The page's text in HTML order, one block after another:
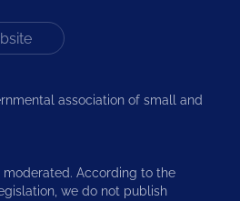
association of small and
According to the
we do not publish